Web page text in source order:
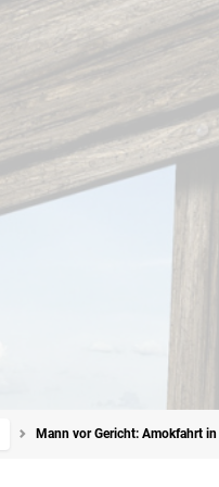
Mann vor Gericht: Amokfahrt